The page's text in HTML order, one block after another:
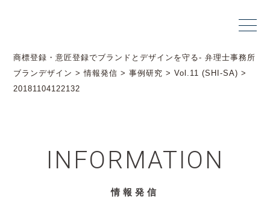
商標登録・意匠登録でブランドとデザインを守る- 弁理士事務所
ブランデザイン >情報発信 >事例研究 >Vol.11 (SHI-SA) >
20181104122132
INFORMATION
情報発信